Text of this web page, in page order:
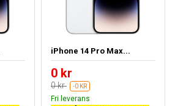
iPhone 14 Pro Max...
0 kr
0 kr -0 KR
Fri leverans